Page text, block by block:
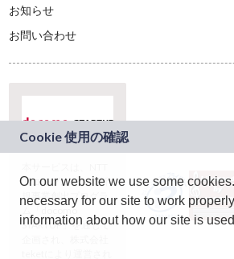
お知らせ
お問い合わせ
ドコモグループの新
規事業創出プログラ
ム「docomo
STARTUP」を通じて
On our website we use some
necessary for our site to work
information about how our site is